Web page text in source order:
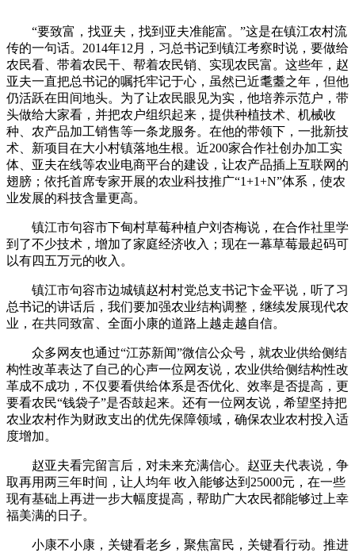
“要致富，找亚夫，找到亚夫准能富。”这是在镇江农村流
传的一句话。2014年12月，习总书记到镇江考察时说，要做给
农民看、带着农民干、帮着农民销、实现农民富。这些年，赵
亚夫一直把总书记的嘱托牢记于心，虽然已近耄耋之年，但他
仍活跃在田间地头。为了让农民眼见为实，他培养示范户，带
头做给大家看，并把农户组织起来，提供种植技术、机械收
种、农产品加工销售等一条龙服务。在他的带领下，一批新技
术、新项目在大小村镇落地生根。近200家合作社创办加工实
体、亚夫在线等农业电商平台的建设，让农产品插上互联网的
翅膀；依托首席专家开展的农业科技推广“1+1+N”体系，使农
业发展的科技含量更高。
镇江市句容市下甸村草莓种植户刘杏梅说，在合作社里学
到了不少技术，增加了家庭经济收入；现在一幕草莓最起码可
以有四五万元的收入。
镇江市句容市边城镇赵村村党总支书记卞金平说，听了习
总书记的讲话后，我们要加强农业结构调整，继续发展现代农
业，在共同致富、全面小康的道路上越走越自信。
众多网友也通过“江苏新闻”微信公众号，就农业供给侧结
构性改革表达了自己的心声一位网友说，农业供给侧结构性改
革成不成功，不仅要看供给体系是否优化、效率是否提高，更
要看农民“钱袋子”是否鼓起来。还有一位网友说，希望坚持把
农业农村作为财政支出的优先保障领域，确保农业农村投入适
度增加。
赵亚夫看完留言后，对未来充满信心。赵亚夫代表说，争
取再用两三年时间，让人均年 收入能够达到25000元，在一些
现有基础上再进一步大幅度提高，帮助广大农民都能够过上幸
福美满的日子。
小康不小康，关键看老乡，聚焦富民，关键看行动。推进